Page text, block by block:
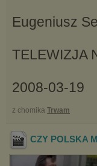
Eugeniusz
TELEWIZJA
2008-03-19
z chomika Trwam
CZY POLSKA